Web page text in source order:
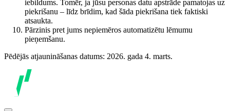
iebildums. Tomēr, ja jūsu personas datu apstrāde pamatojas uz
piekrišanu – līdz brīdim, kad šāda piekrišana tiek faktiski
atsaukta.
Pārzinis pret jums nepiemēros automatizētu lēmumu
pieņemšanu.
Pēdējās atjaunināšanas datums: 2026. gada 4. marts.